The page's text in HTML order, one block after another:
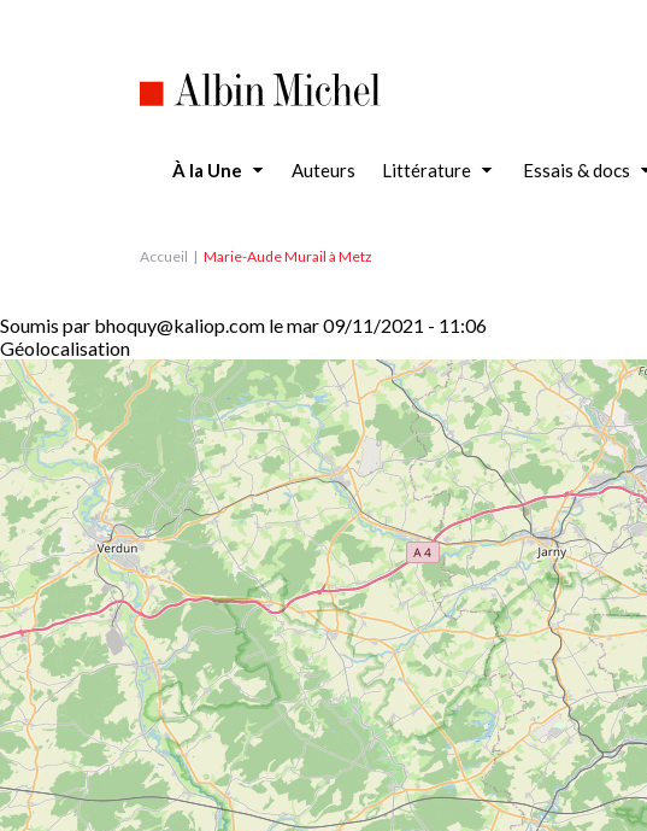
À la Une Auteurs Littérature Essais & docs
Accueil Marie-Aude Murail à Metz
Soumis par bhoquy@kaliop.com lemar 09/11/2021 - 11:06
Géolocalisation